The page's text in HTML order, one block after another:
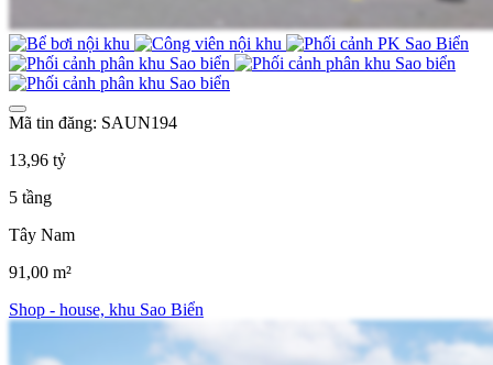
Mã tin đăng: SAUN194
13,96 tỷ
5 tầng
Tây Nam
91,00 m²
Shop - house, khu Sao Biển